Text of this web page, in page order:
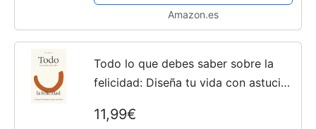
Amazon.es
Todo lo que debes saber sobre la
felicidad: Diseña tu vida con astucia
inevitable
11,99€